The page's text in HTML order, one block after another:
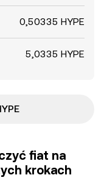
0,50335 HYPE
5,0335 HYPE
fiat na
krokach